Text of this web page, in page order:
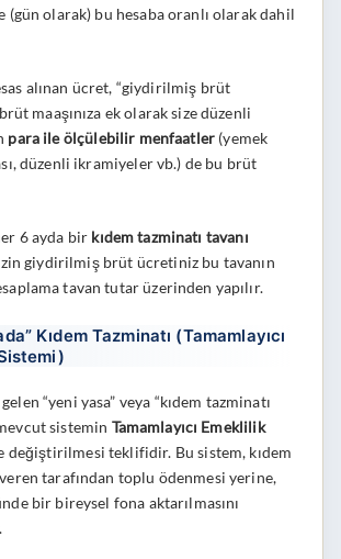
(gün olarak) bu hesaba oranlı olarak dahil
alınan ücret, “giydirilmiş brüt
maaşınıza ek olarak size düzenli
para ile ölçülebilir menfaatler (yemek
düzenli ikramiyeler vb.) de bu brüt
6 ayda bir kıdem tazminatı tavanı
giydirilmiş brüt ücretiniz bu tavanın
tavan tutar üzerinden yapılır.
Kıdem Tazminatı (Tamamlayıcı
“yeni yasa” veya “kıdem tazminatı
sistemin Tamamlayıcı Emeklilik
değiştirilmesi teklifidir. Bu sistem, kıdem
tarafından toplu ödenmesi yerine,
bir bireysel fona aktarılmasını